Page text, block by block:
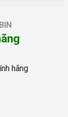
hãng